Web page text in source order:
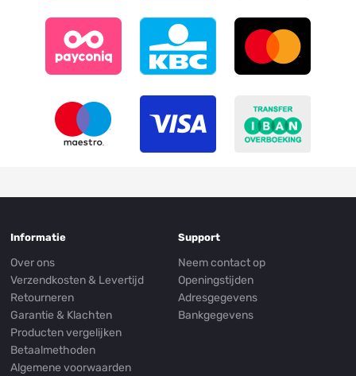
Informatie
Over ons
Verzendkosten & Levertijd
Retourneren
Garantie & Klachten
Producten vergelijken
Betaalmethoden
Algemene voorwaarden
Support
Neem contact op
Openingstijden
Adresgegevens
Bankgegevens